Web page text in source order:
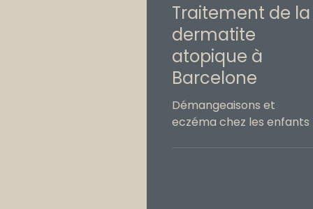
Traitement de la
dermatite
atopique à
Barcelone
Démangeaisons et
eczéma chez les enfants